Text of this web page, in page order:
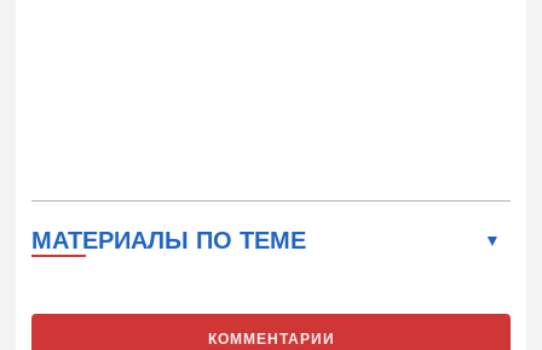
МАТЕРИАЛЫ ПО ТЕМЕ
КОММЕНТАРИИ